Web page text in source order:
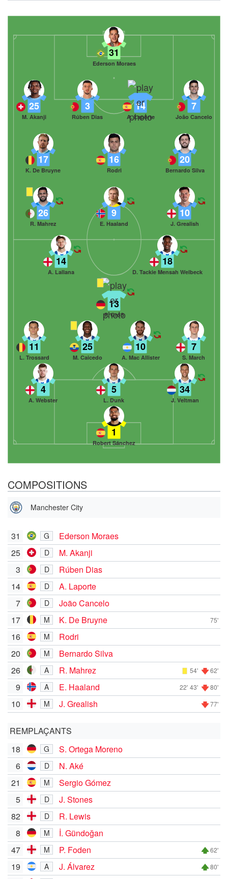
31
Ederson Moraes
7
João Cancelo
14
A. Laporte
3
Rúben Dias
25
M. Akanji
20
Bernardo Silva
16
Rodri
17
K. De Bruyne
10
J. Grealish
9
E. Haaland
26
R. Mahrez
1
Robert Sánchez
4
A. Webster
5
L. Dunk
34
J. Veltman
11
L. Trossard
25
M. Caicedo
10
A. Mac Allister
7
S. March
13
P. Groß
14
A. Lallana
18
D. Tackie Mensah Welbeck
COMPOSITIONS
Manchester City
31 G
Ederson Moraes
25
D
M. Akanji
3
D
Rúben Dias
14
D
A. Laporte
7
D
João Cancelo
17
M K. De Bruyne 75'
16 M
Rodri
20
M
Bernardo Silva
26
A R. Mahrez 54' 62'
9 A E. Haaland 22' 43' 80'
10 M J. Grealish 77'
REMPLAÇANTS
18
G
S. Ortega Moreno
6
D
N. Aké
21
M
Sergio Gómez
5
D
J. Stones
82
D
R. Lewis
8
M
İ. Gündoğan
47
M P. Foden 62'
19 A J. Álvarez 80'